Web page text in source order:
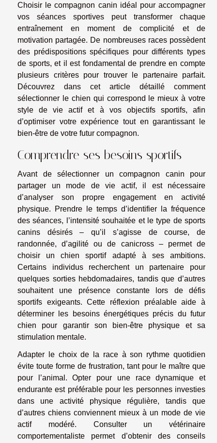
Choisir le compagnon canin idéal pour accompagner
vos séances sportives peut transformer chaque
entraînement en moment de complicité et de
motivation partagée. De nombreuses races possèdent
des prédispositions spécifiques pour différents types
de sports, et il est fondamental de prendre en compte
plusieurs critères pour trouver le partenaire parfait.
Découvrez dans cet article détaillé comment
sélectionner le chien qui correspond le mieux à votre
style de vie actif et à vos objectifs sportifs, afin
d’optimiser votre expérience tout en garantissant le
bien-être de votre futur compagnon.
Comprendre ses besoins sportifs
Avant de sélectionner un compagnon canin pour
partager un mode de vie actif, il est nécessaire
d’analyser son propre engagement en activité
physique. Prendre le temps d’identifier la fréquence
des séances, l’intensité souhaitée et le type de sports
canins désirés – qu’il s’agisse de course, de
randonnée, d’agilité ou de canicross – permet de
choisir un chien sportif adapté à ses ambitions.
Certains individus recherchent un partenaire pour
quelques sorties hebdomadaires, tandis que d’autres
souhaitent une présence constante lors de défis
sportifs exigeants. Cette réflexion préalable aide à
déterminer les besoins énergétiques précis du futur
chien pour garantir son bien-être physique et sa
stimulation mentale.
Adapter le choix de la race à son rythme quotidien
évite toute forme de frustration, tant pour le maître que
pour l’animal. Opter pour une race dynamique et
endurante est préférable pour les personnes investies
dans une activité physique régulière, tandis que
d’autres chiens conviennent mieux à un mode de vie
actif modéré. Consulter un vétérinaire
comportementaliste permet d’obtenir des conseils